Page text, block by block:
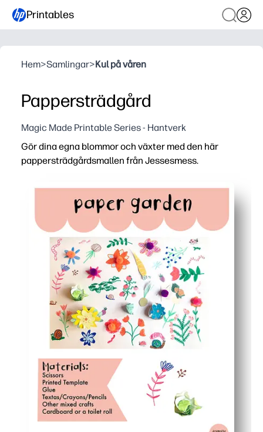
Printables
Hem>Samlingar>Kul på våren
Pappersträdgård
Magic Made Printable Series - Hantverk
Gör dina egna blommor och växter med den här
pappersträdgårdsmallen från Jessesmess.
Snabbinstallation - du skriver bara ut, klipper och
Håller barnen engagerade - du erbjuder kreativa val
Bygger färdigheter - dina barn övar saxkontroll,
Mångsidig användning - du kan dekorera skrivbord,